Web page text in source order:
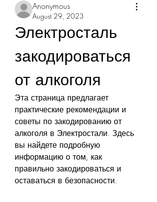
Anonymous
August 29, 2023
Электросталь
закодироваться
от алкоголя
Эта страница предлагает
практические рекомендации и
советы по закодированию от
алкоголя в Электростали. Здесь
вы найдете подробную
информацию о том, как
правильно закодироваться и
оставаться в безопасности.